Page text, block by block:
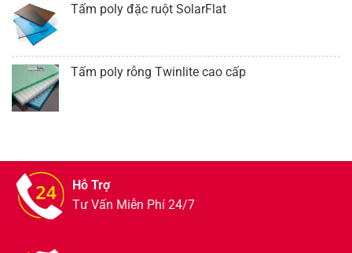
Tấm poly đặc ruột SolarFlat
Tấm poly rỗng Twinlite cao cấp
Hỗ Trợ
Tư Vấn Miễn Phí 24/7